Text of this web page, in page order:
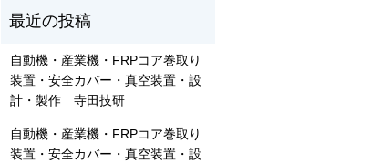
自動機・産業機・FRPコア巻取り
装置・安全カバー・真空装置・設
計・製作 寺田技研
自動機・産業機・FRPコア巻取り
装置・安全カバー・真空装置・設